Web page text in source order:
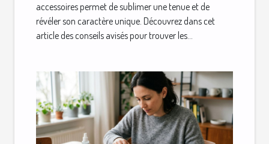
accessoires permet de sublimer une tenue et de
révéler son caractère unique. Découvrez dans cet
article des conseils avisés pour trouver les...